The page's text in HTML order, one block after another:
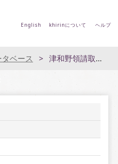
English khirinについて ヘルプ
ベース 津和野領請取一件